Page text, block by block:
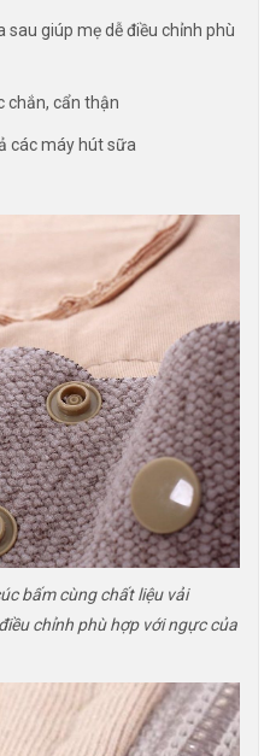
sau giúp mẹ dễ điều chỉnh phù
chắn, cẩn thận
các máy hút sữa
bấm cùng chất liệu vải
chỉnh phù hợp với ngực của